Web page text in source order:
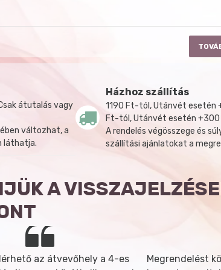
átutalás vagy
változhat, a
láthatja.
Házhoz szállítás
1190 Ft-tól, Utánvét
Ft-tól, Utánvét esetén +300
A rendelés végösszege és
szállítási ajánlatokat a
A
az átvevőhely a 4-es
Megrendelést